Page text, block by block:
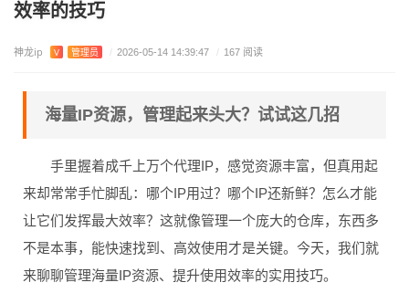
效率的技巧
神龙ip V 管理员 / 2026-05-14 14:39:47 / 167 阅读
海量IP资源，管理起来头大？试试这几招
手里握着成千上万个代理IP，感觉资源丰富，但真用起
来却常常手忙脚乱：哪个IP用过？哪个IP还新鲜？怎么才能
让它们发挥最大效率？这就像管理一个庞大的仓库，东西多
不是本事，能快速找到、高效使用才是关键。今天，我们就
来聊聊管理海量IP资源、提升使用效率的实用技巧。